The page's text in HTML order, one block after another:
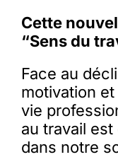
Cette
“Sens du
Face au
motivation
vie
au travail
dans notre